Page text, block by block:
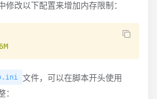
修改以下配置来增加内存限制：
文件，可以在脚本开头使用